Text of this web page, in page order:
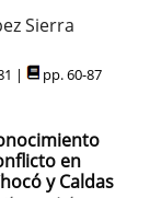
Sierra
| pp. 60-87
en
y Caldas